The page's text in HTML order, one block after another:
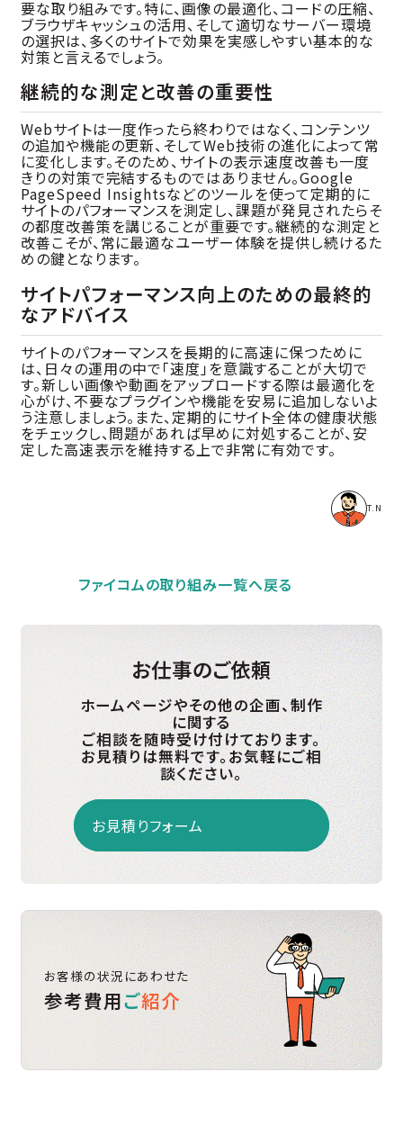
要な取り組みです。特に、画像の最適化、コードの圧縮、
ブラウザキャッシュの活用、そして適切なサーバー環境
の選択は、多くのサイトで効果を実感しやすい基本的な
対策と言えるでしょう。
継続的な測定と改善の重要性
Webサイトは一度作ったら終わりではなく、コンテンツ
の追加や機能の更新、そしてWeb技術の進化によって常
に変化します。そのため、サイトの表示速度改善も一度
きりの対策で完結するものではありません。Google
PageSpeed Insightsなどのツールを使って定期的に
サイトのパフォーマンスを測定し、課題が発見されたらそ
の都度改善策を講じることが重要です。継続的な測定と
改善こそが、常に最適なユーザー体験を提供し続けるた
めの鍵となります。
サイトパフォーマンス向上のための最終的
なアドバイス
サイトのパフォーマンスを長期的に高速に保つために
は、日々の運用の中で「速度」を意識することが大切で
す。新しい画像や動画をアップロードする際は最適化を
心がけ、不要なプラグインや機能を安易に追加しないよ
う注意しましょう。また、定期的にサイト全体の健康状態
をチェックし、問題があれば早めに対処することが、安
定した高速表示を維持する上で非常に有効です。
T.N
ファイコムの取り組み一覧へ戻る
お仕事のご依頼
ホームページやその他の企画、制作
に関する
ご相談を随時受け付けております。
お見積りは無料です。お気軽にご相
談ください。
お見積りフォーム
お客様の状況にあわせた
参考費用ご紹介